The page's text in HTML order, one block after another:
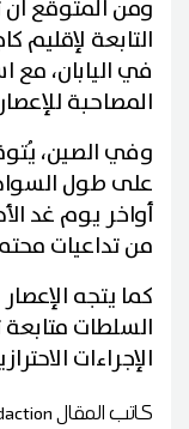
ومن المتوقع أن
التابعة لإقليم
في اليابان، مع
المصاحبة
وفي الصين،
على طول
أواخر يوم غد
من تداعيات
كما يتجه
السلطات متابعة
الإجراءات
كاتب المقال